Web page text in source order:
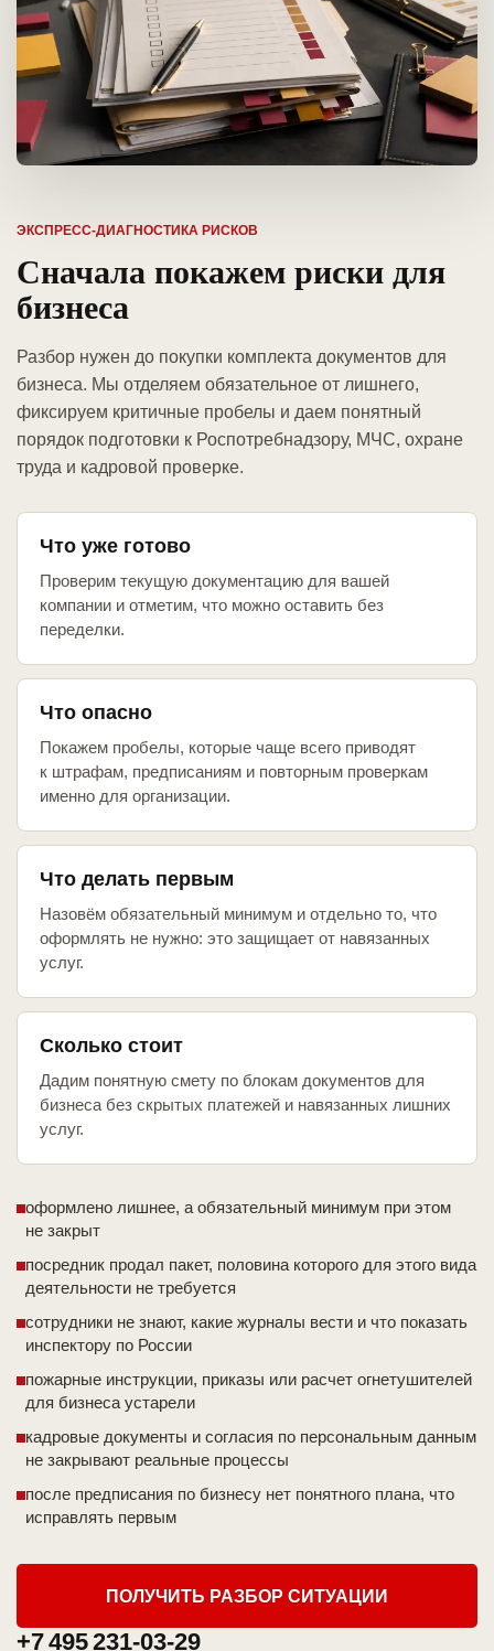
ЭКСПРЕСС-ДИАГНОСТИКА РИСКОВ
Сначала покажем риски для
бизнеса
Разбор нужен до покупки комплекта документов для
бизнеса. Мы отделяем обязательное от лишнего,
фиксируем критичные пробелы и даем понятный
порядок подготовки к Роспотребнадзору, МЧС, охране
труда и кадровой проверке.
Что уже готово
Проверим текущую документацию для вашей
компании и отметим, что можно оставить без
переделки.
Что опасно
Покажем пробелы, которые чаще всего приводят
к штрафам, предписаниям и повторным проверкам
именно для организации.
Что делать первым
Назовём обязательный минимум и отдельно то, что
оформлять не нужно: это защищает от навязанных
услуг.
Сколько стоит
Дадим понятную смету по блокам документов для
бизнеса без скрытых платежей и навязанных лишних
услуг.
оформлено лишнее, а обязательный минимум при этом
не закрыт
посредник продал пакет, половина которого для этого вида
деятельности не требуется
сотрудники не знают, какие журналы вести и что показать
инспектору по России
пожарные инструкции, приказы или расчет огнетушителей
для бизнеса устарели
кадровые документы и согласия по персональным данным
не закрывают реальные процессы
после предписания по бизнесу нет понятного плана, что
исправлять первым
ПОЛУЧИТЬ РАЗБОР СИТУАЦИИ
+7 495 231-03-29